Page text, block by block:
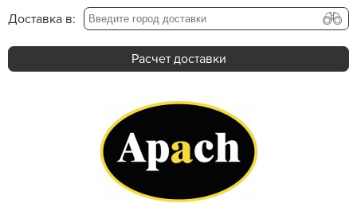
Доставка в:
Расчет доставки